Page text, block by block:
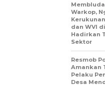
Warkop,
dan WVI
Hadirkan
Sektor
Resmob
Amankan
Pelaku
Desa